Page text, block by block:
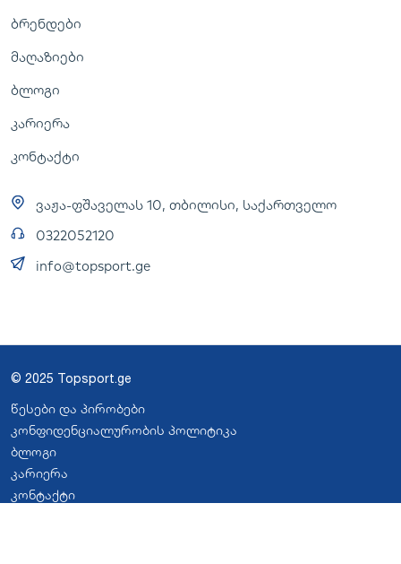
ბრენდები
მაღაზიები
ბლოგი
კარიერა
კონტაქტი
ვაჟა-ფშაველას 10, თბილისი, საქართველო
0322052120
info@topsport.ge
© 2025 Topsport.ge
წესები და პირობები
კონფიდენციალურობის პოლიტიკა
ბლოგი
კარიერა
კონტაქტი